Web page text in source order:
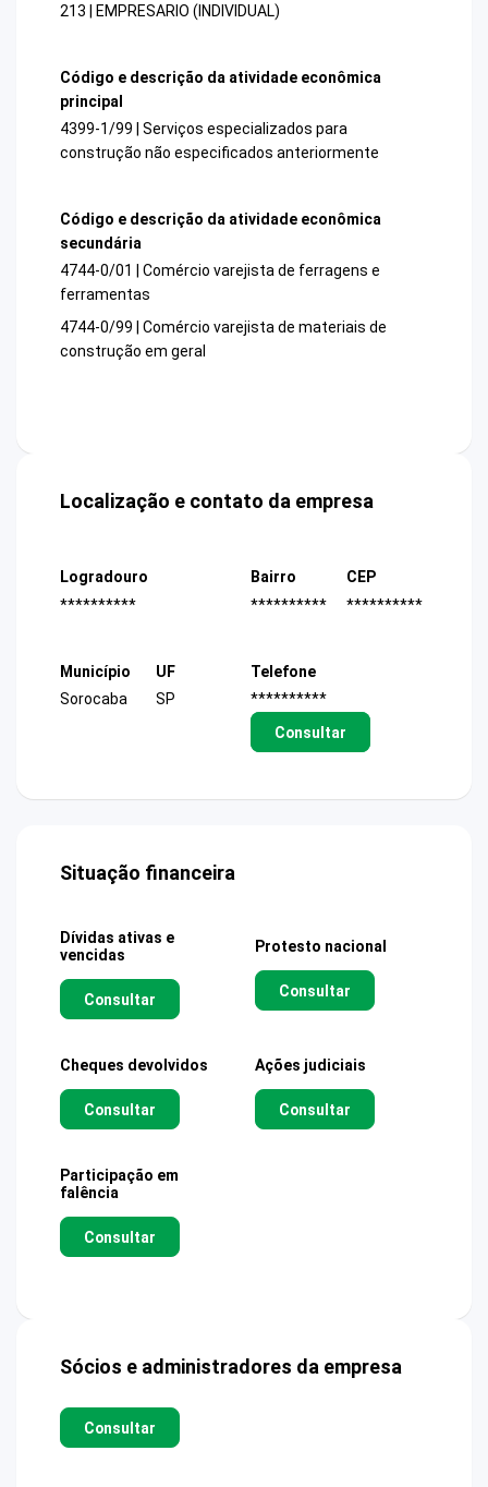
213 | EMPRESARIO (INDIVIDUAL)
Código e descrição da atividade econômica
principal
4399-1/99 | Serviços especializados para
construção não especificados anteriormente
Código e descrição da atividade econômica
secundária
4744-0/01 | Comércio varejista de ferragens e
ferramentas
4744-0/99 | Comércio varejista de materiais de
construção em geral
Localização e contato da empresa
Logradouro
**********
Bairro
**********
CEP
**********
Município
Sorocaba
UF
SP
Telefone
**********
Consultar
Situação financeira
Dívidas ativas e
vencidas
Consultar
Protesto nacional
Consultar
Cheques devolvidos
Consultar
Ações judiciais
Consultar
Participação em
falência
Consultar
Sócios e administradores da empresa
Consultar